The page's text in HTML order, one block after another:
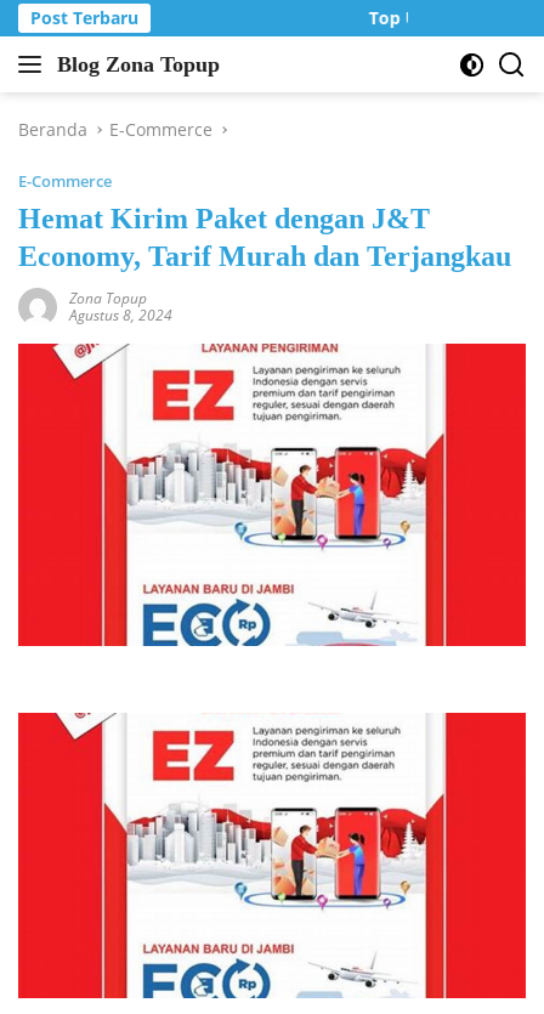
Langsung
ke
konten
Post Terbaru Top Up Murah di
Blog Zona Topup
Tips
Trik
game
online
Beranda E-Commerce
E-Commerce
Hemat Kirim Paket dengan J&T
Economy, Tarif Murah dan Terjangkau
Zona Topup
Agustus 8, 2024